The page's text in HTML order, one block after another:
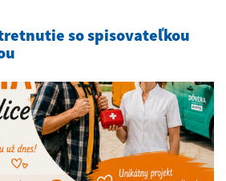
so spisovateľkou